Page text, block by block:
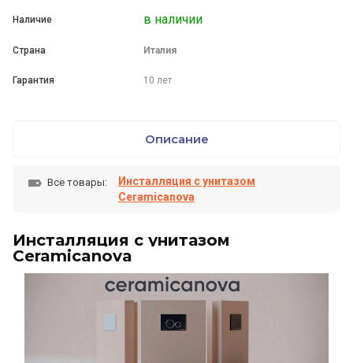
Наличие в наличии
Страна Италия
Гарантия 10 лет
Описание
Все товары:
Инсталляция с унитазом
Ceramicanova
Инсталляция с унитазом
Ceramicanova